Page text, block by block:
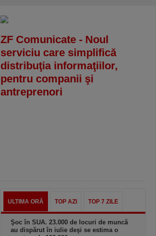
ZF Comunicate - Noul
serviciu care simplifică
distribuţia informaţiilor,
pentru companii şi
antreprenori
ULTIMA ORĂ TOP AZI TOP 7 ZILE
Şoc în SUA. 23.000 de locuri de muncă
au dispărut în iulie deşi se estima o